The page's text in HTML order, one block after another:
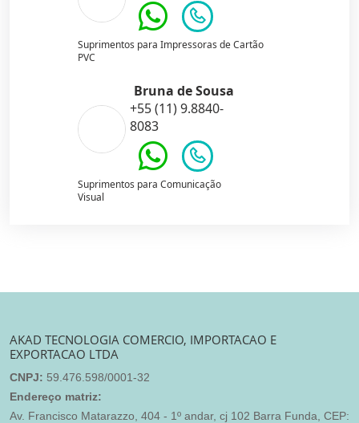
Suprimentos para Impressoras de Cartão
PVC
Bruna de Sousa
+55 (11) 9.8840-
8083
Suprimentos para Comunicação
Visual
AKAD TECNOLOGIA COMERCIO, IMPORTACAO E
EXPORTACAO LTDA
CNPJ: 59.476.598/0001-32
Endereço matriz:
Av. Francisco Matarazzo, 404 - 1º andar, cj 102 Barra Funda, CEP: